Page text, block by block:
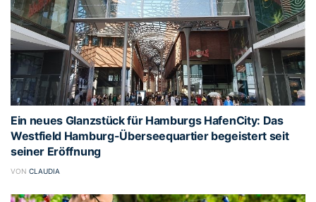
Ein neues Glanzstück für Hamburgs HafenCity: Das
Westfield Hamburg-Überseequartier begeistert seit
seiner Eröffnung
VON CLAUDIA